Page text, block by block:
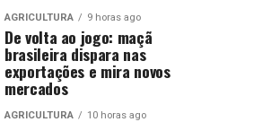
AGRICULTURA 9 horas ago
De volta ao jogo: maçã
brasileira dispara nas
exportações e mira novos
mercados
AGRICULTURA 10 horas ago